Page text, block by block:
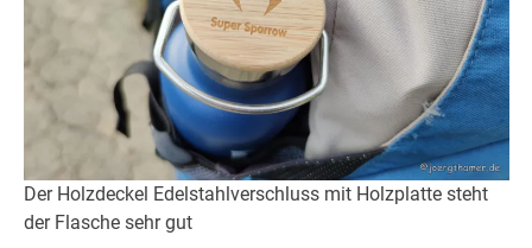
Der Holzdeckel Edelstahlverschluss mit Holzplatte steht
der Flasche sehr gut